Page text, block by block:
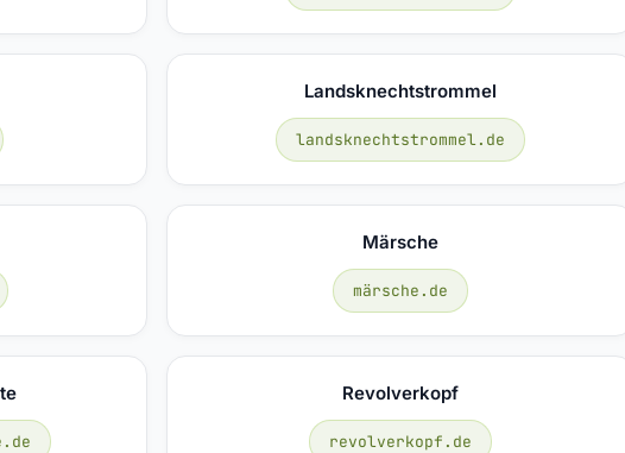
Landsknechtstrommel
landsknechtstrommel.de
Märsche
märsche.de
Revolverkopf
revolverkopf.de